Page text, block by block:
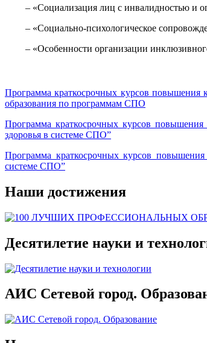
– «Социализация лиц с инвалидностью и
– «Социально-психологическое
– «Особенности организации
Программа краткосрочных курсов повышения
образования по программам СПО
Программа краткосрочных курсов
здоровья в системе СПО”
Программа краткосрочных курсов
системе СПО”
Наши достижения
Десятилетие науки и
АИС Сетевой город.